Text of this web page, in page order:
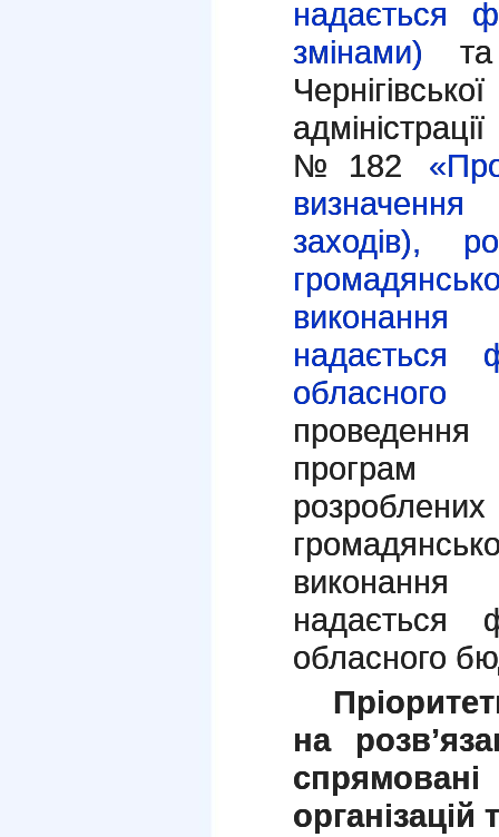
надається
змінами)
№ 182
заходів),
надається
проведення
програм
надається
обласного
на
організацій